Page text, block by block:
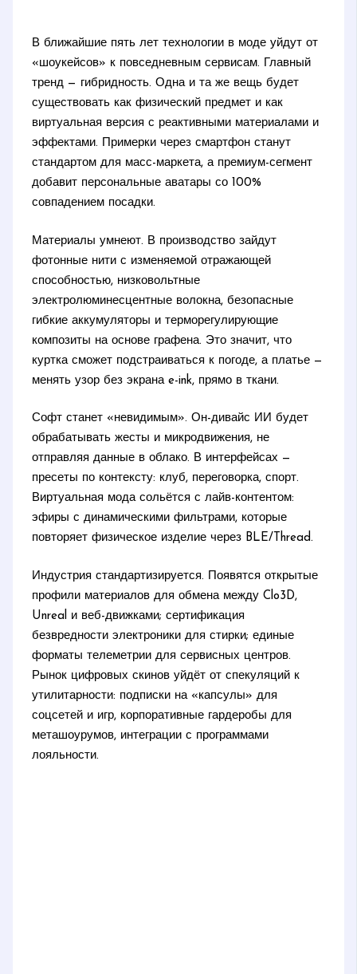
В ближайшие пять лет технологии в моде уйдут от
«шоукейсов» к повседневным сервисам. Главный
тренд — гибридность. Одна и та же вещь будет
существовать как физический предмет и как
виртуальная версия с реактивными материалами и
эффектами. Примерки через смартфон станут
стандартом для масс-маркета, а премиум-сегмент
добавит персональные аватары со 100%
совпадением посадки.
Материалы умнеют. В производство зайдут
фотонные нити с изменяемой отражающей
способностью, низковольтные
электролюминесцентные волокна, безопасные
гибкие аккумуляторы и терморегулирующие
композиты на основе графена. Это значит, что
куртка сможет подстраиваться к погоде, а платье —
менять узор без экрана e-ink, прямо в ткани.
Софт станет «невидимым». Он-дивайс ИИ будет
обрабатывать жесты и микродвижения, не
отправляя данные в облако. В интерфейсах —
пресеты по контексту: клуб, переговорка, спорт.
Виртуальная мода сольётся с лайв-контентом:
эфиры с динамическими фильтрами, которые
повторяет физическое изделие через BLE/Thread.
Индустрия стандартизируется. Появятся открытые
профили материалов для обмена между Clo3D,
Unreal и веб-движками; сертификация
безвредности электроники для стирки; единые
форматы телеметрии для сервисных центров.
Рынок цифровых скинов уйдёт от спекуляций к
утилитарности: подписки на «капсулы» для
соцсетей и игр, корпоративные гардеробы для
меташоурумов, интеграции с программами
лояльности.